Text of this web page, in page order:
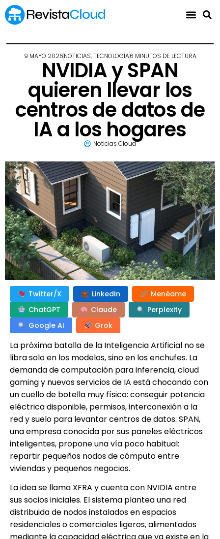
9 MAYO 2026NOTICIAS,TECNOLOGÍA6 MINUTOS DE LECTURA
NVIDIA y SPAN
quieren llevar los
centros de datos de
IA a los hogares
Noticias Cloud
Twitter/X LinkedIn
Menéame
ChatGPT
Claude
Perplexity
Google AI
Grok
La próxima batalla de la Inteligencia Artificial no se
libra solo en los modelos, sino en los enchufes. La
demanda de computación para inferencia, cloud
gaming y nuevos servicios de IA está chocando con
un cuello de botella muy físico: conseguir potencia
eléctrica disponible, permisos, interconexión a la
red y suelo para levantar centros de datos. SPAN,
una empresa conocida por sus paneles eléctricos
inteligentes, propone una vía poco habitual:
repartir pequeños nodos de cómputo entre
viviendas y pequeños negocios.
La idea se llama XFRA y cuenta con NVIDIA entre
sus socios iniciales. El sistema plantea una red
distribuida de nodos instalados en espacios
residenciales o comerciales ligeros, alimentados